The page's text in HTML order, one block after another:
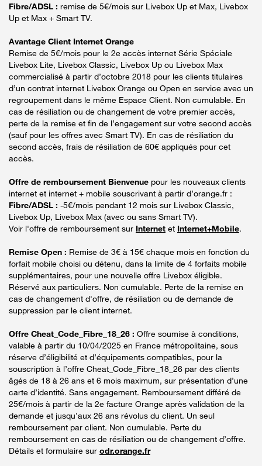
Fibre/ADSL : remise de 5€/mois sur Livebox Up et Max, Livebox
Up et Max + Smart TV.
Avantage Client Internet Orange
Remise de 5€/mois pour le 2e accès internet Série Spéciale
Livebox Lite, Livebox Classic, Livebox Up ou Livebox Max
commercialisé à partir d’octobre 2018 pour les clients titulaires
d’un contrat internet Livebox Orange ou Open en service avec un
regroupement dans le même Espace Client. Non cumulable. En
cas de résiliation ou de changement de votre premier accès,
perte de la remise et fin de l’engagement sur votre second accès
(sauf pour les offres avec Smart TV). En cas de résiliation du
second accès, frais de résiliation de 60€ appliqués pour cet
accès.
Offre de remboursement Bienvenue pour les nouveaux clients
internet et internet + mobile souscrivant à partir d’orange.fr :
Fibre/ADSL : -5€/mois pendant 12 mois sur Livebox Classic,
Livebox Up, Livebox Max (avec ou sans Smart TV).
Voir l'offre de remboursement sur Internet et Internet+Mobile.
Remise Open : Remise de 3€ à 15€ chaque mois en fonction du
forfait mobile choisi ou détenu, dans la limite de 4 forfaits mobile
supplémentaires, pour une nouvelle offre Livebox éligible.
Réservé aux particuliers. Non cumulable. Perte de la remise en
cas de changement d'offre, de résiliation ou de demande de
suppression par le client internet.
Offre Cheat_Code_Fibre_18_26 : Offre soumise à conditions,
valable à partir du 10/04/2025 en France métropolitaine, sous
réserve d’éligibilité et d’équipements compatibles, pour la
souscription à l’offre Cheat_Code_Fibre_18_26 par des clients
âgés de 18 à 26 ans et 6 mois maximum, sur présentation d’une
carte d’identité. Sans engagement. Remboursement différé de
25€/mois à partir de la 2e facture Orange après validation de la
demande et jusqu’aux 26 ans révolus du client. Un seul
remboursement par client. Non cumulable. Perte du
remboursement en cas de résiliation ou de changement d’offre.
Détails et formulaire sur odr.orange.fr